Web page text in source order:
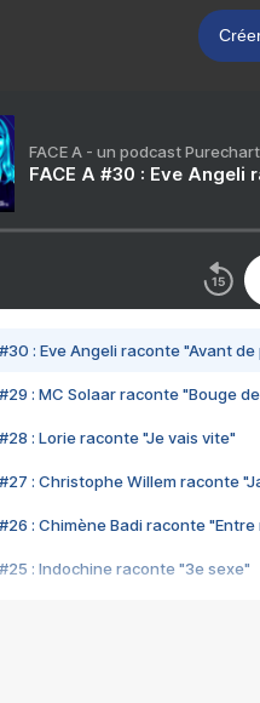
FACE A - un podcast
FACE A #30 : Eve
#30 : Eve Angeli raconte "Avant
#29 : MC Solaar raconte "Bouge
#28 : Lorie raconte "Je vais vite"
#27 : Christophe Willem raconte
#26 : Chimène Badi raconte "Entre
#25 : Indochine raconte "3e sexe"